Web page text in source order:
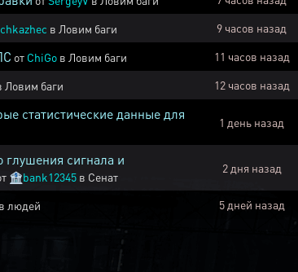
в Ловим баги 9 часов назад
от ChiGo в Ловим баги 11 часов назад
Ловим баги 12 часов назад
статистические данные для
1 день назад
глушения сигнала и
🏦bank12345 в Сенат
2 дня назад
людей 5 дней назад